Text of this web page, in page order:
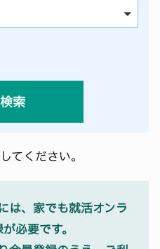
検索
てください。
は、家でも就活オンラ
必要です。